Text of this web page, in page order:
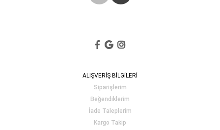
ALIŞVERİŞ BİLGİLERİ
Siparişlerim
Beğendiklerim
İade Taleplerim
Kargo Takip